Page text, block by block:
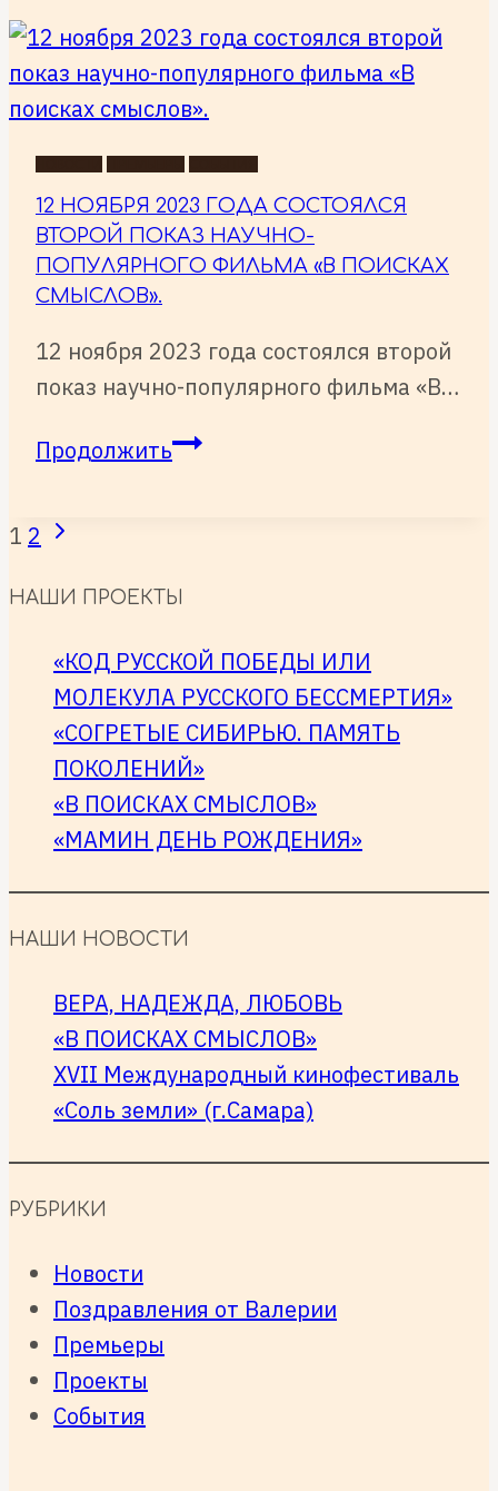
12 НОЯБРЯ 2023 ГОДА СОСТОЯЛСЯ
ВТОРОЙ ПОКАЗ НАУЧНО-
ПОПУЛЯРНОГО ФИЛЬМА «В ПОИСКАХ
СМЫСЛОВ».
12 ноября 2023 года состоялся второй
показ научно-популярного фильма «В…
Продолжить12
состоялся
показ
научно-
популярного
фильма
«В
поисках
НАВИГАЦИЯ
СТРАНИЦАМ
1 2 Следующая
НАШИ ПРОЕКТЫ
«КОД РУССКОЙ ПОБЕДЫ ИЛИ
МОЛЕКУЛА РУССКОГО БЕССМЕРТИЯ»
«СОГРЕТЫЕ СИБИРЬЮ. ПАМЯТЬ
ПОКОЛЕНИЙ»
«В ПОИСКАХ СМЫСЛОВ»
«МАМИН ДЕНЬ РОЖДЕНИЯ»
НАШИ НОВОСТИ
ВЕРА, НАДЕЖДА, ЛЮБОВЬ
«В ПОИСКАХ СМЫСЛОВ»
XVII Международный кинофестиваль
«Соль земли» (г.Самара)
РУБРИКИ
Новости
Поздравления от Валерии
Премьеры
Проекты
События